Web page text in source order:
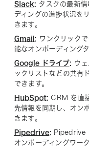
Slack: タスクの最新
ディングの進捗状況を
きます。
Gmail : ワンクリック
能なオンボーディング
Google ドライブ: ウ
ックリストなどの共有
できます。
HubSpot: CRM を直
先情報を同期し、オン
きます。
Pipedrive: Pipedrive
オンボーディングワー